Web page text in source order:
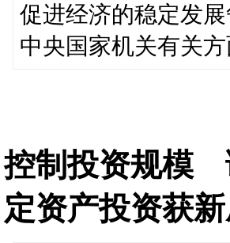
促进经济的稳定发展
中央国家机关有关
控制投资规模
定资产投资获